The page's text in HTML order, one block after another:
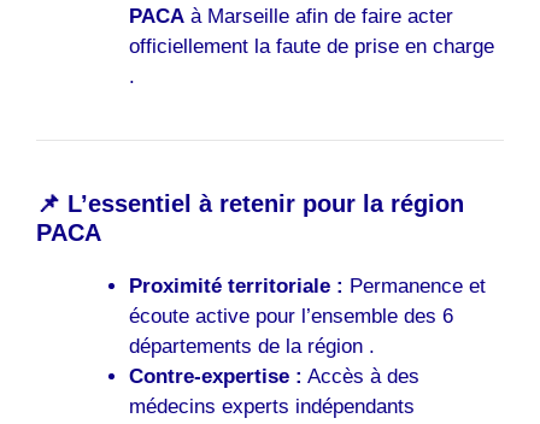
PACAà Marseille afin de faire acter
officiellement la faute de prise en charge
.
📌 L’essentiel à retenir pour la région
PACA
Proximité territoriale : Permanence et
écoute active pour l’ensemble des 6
départements de la région .
Contre-expertise : Accès à des
médecins experts indépendants